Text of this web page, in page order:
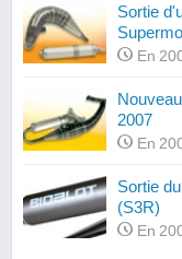
Sortie
En
2007
En
Sortie
(S3R)
En